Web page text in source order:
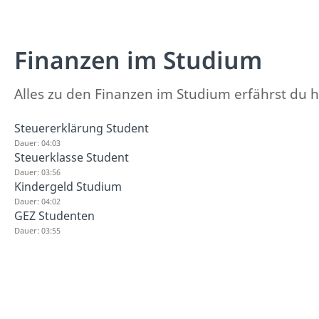
Finanzen im Studium
Alles zu den Finanzen im Studium erfährst du
Steuererklärung Student
Dauer: 04:03
Steuerklasse Student
Dauer: 03:56
Kindergeld Studium
Dauer: 04:02
GEZ Studenten
Dauer: 03:55